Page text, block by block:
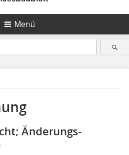
Menü
Änderungs­